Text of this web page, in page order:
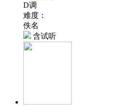
D调
难度：
佚名
含试听